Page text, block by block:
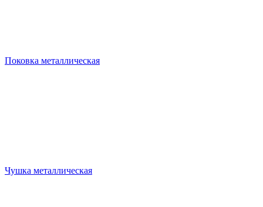
Поковка металлическая
Чушка металлическая